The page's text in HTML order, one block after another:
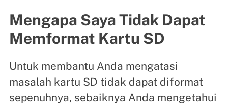
Mengapa Saya Tidak Dapat
Memformat Kartu SD
Untuk membantu Anda mengatasi
masalah kartu SD tidak dapat diformat
sepenuhnya, sebaiknya Anda mengetahui